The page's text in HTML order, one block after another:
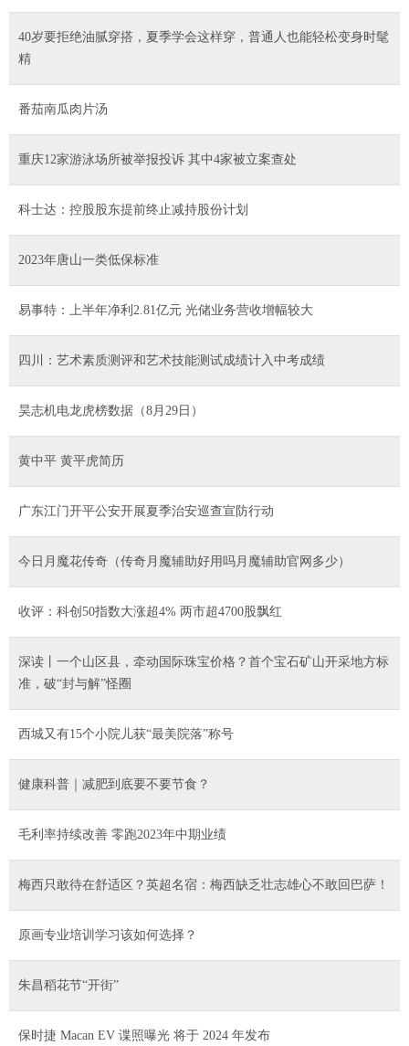
40岁要拒绝油腻穿搭，夏季学会这样穿，普通人也能轻松变身时髦
精
番茄南瓜肉片汤
重庆12家游泳场所被举报投诉 其中4家被立案查处
科士达：控股股东提前终止减持股份计划
2023年唐山一类低保标准
易事特：上半年净利2.81亿元 光储业务营收增幅较大
四川：艺术素质测评和艺术技能测试成绩计入中考成绩
昊志机电龙虎榜数据（8月29日）
黄中平 黄平虎简历
广东江门开平公安开展夏季治安巡查宣防行动
今日月魔花传奇（传奇月魔辅助好用吗月魔辅助官网多少）
收评：科创50指数大涨超4% 两市超4700股飘红
深读丨一个山区县，牵动国际珠宝价格？首个宝石矿山开采地方标
准，破“封与解”怪圈
西城又有15个小院儿获“最美院落”称号
健康科普｜减肥到底要不要节食？
毛利率持续改善 零跑2023年中期业绩
梅西只敢待在舒适区？英超名宿：梅西缺乏壮志雄心不敢回巴萨！
原画专业培训学习该如何选择？
朱昌稻花节“开街”
保时捷 Macan EV 谍照曝光 将于 2024 年发布